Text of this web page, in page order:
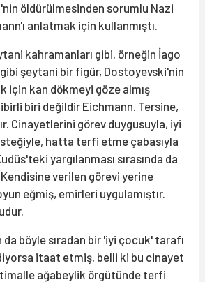
öldürülmesinden sorumlu Nazi
anlatmak için kullanmıştı.
kahramanları gibi, örneğin İago
şeytani bir figür, Dostoyevski'nin
için kan dökmeyi göze almış
biri değildir Eichmann. Tersine,
Cinayetlerini görev duygusuyla, iyi
hatta terfi etme çabasıyla
yargılanması sırasında da
verilen görevi yerine
eğmiş, emirleri uygulamıştır.
da böyle sıradan bir 'iyi çocuk' tarafı
itaat etmiş, belli ki bu cinayet
ağabeylik örgütünde terfi